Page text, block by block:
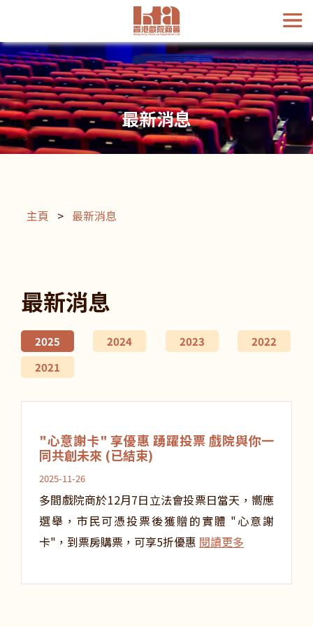
最新消息
主頁 > 最新消息
最新消息
2025 2024 2023
2022
2021
"心意謝卡" 享優惠 踴躍投票 戲院與你一
同共創未來 (已結束)
2025-11-26
多間戲院商於12月7日立法會投票日當天，嚮應
選舉，市民可憑投票後獲贈的實體 "心意謝
卡"，到票房購票，可享5折優惠 閱讀更多